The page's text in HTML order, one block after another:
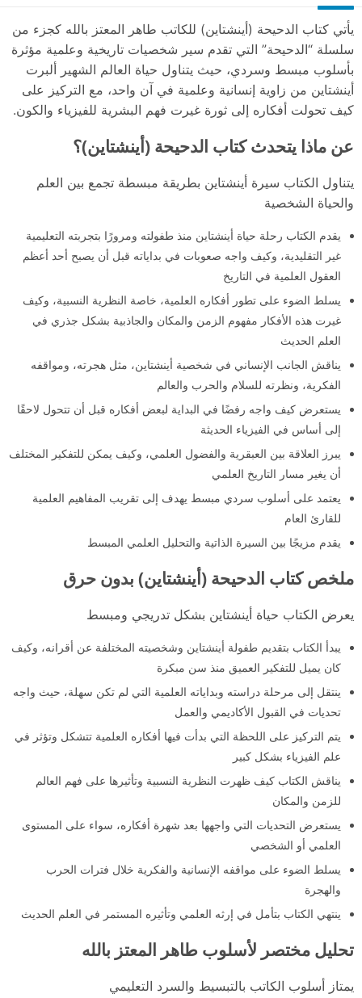
يأتي كتاب الدحيحة (أينشتاين) للكاتب طاهر المعتز بالله كجزء من
سلسلة “الدحيحة” التي تقدم سير شخصيات تاريخية وعلمية مؤثرة
بأسلوب مبسط وسردي، حيث يتناول حياة العالم الشهير ألبرت
أينشتاين من زاوية إنسانية وعلمية في آن واحد، مع التركيز على
كيف تحولت أفكاره إلى ثورة غيرت فهم البشرية للفيزياء والكون.
عن ماذا يتحدث كتاب الدحيحة (أينشتاين)؟
يتناول الكتاب سيرة أينشتاين بطريقة مبسطة تجمع بين العلم
والحياة الشخصية
يقدم الكتاب رحلة حياة أينشتاين منذ طفولته ومرورًا بتجربته التعليمية
غير التقليدية، وكيف واجه صعوبات في بداياته قبل أن يصبح أحد أعظم
العقول العلمية في التاريخ
يسلط الضوء على تطور أفكاره العلمية، خاصة النظرية النسبية، وكيف
غيرت هذه الأفكار مفهوم الزمن والمكان والجاذبية بشكل جذري في
العلم الحديث
يناقش الجانب الإنساني في شخصية أينشتاين، مثل هجرته، ومواقفه
الفكرية، ونظرته للسلام والحرب والعالم
يستعرض كيف واجه رفضًا في البداية لبعض أفكاره قبل أن تتحول لاحقًا
إلى أساس في الفيزياء الحديثة
يبرز العلاقة بين العبقرية والفضول العلمي، وكيف يمكن للتفكير المختلف
أن يغير مسار التاريخ العلمي
يعتمد على أسلوب سردي مبسط يهدف إلى تقريب المفاهيم العلمية
للقارئ العام
يقدم مزيجًا بين السيرة الذاتية والتحليل العلمي المبسط
ملخص كتاب الدحيحة (أينشتاين) بدون حرق
يعرض الكتاب حياة أينشتاين بشكل تدريجي ومبسط
يبدأ الكتاب بتقديم طفولة أينشتاين وشخصيته المختلفة عن أقرانه، وكيف
كان يميل للتفكير العميق منذ سن مبكرة
ينتقل إلى مرحلة دراسته وبداياته العلمية التي لم تكن سهلة، حيث واجه
تحديات في القبول الأكاديمي والعمل
يتم التركيز على اللحظة التي بدأت فيها أفكاره العلمية تتشكل وتؤثر في
علم الفيزياء بشكل كبير
يناقش الكتاب كيف ظهرت النظرية النسبية وتأثيرها على فهم العالم
للزمن والمكان
يستعرض التحديات التي واجهها بعد شهرة أفكاره، سواء على المستوى
العلمي أو الشخصي
يسلط الضوء على مواقفه الإنسانية والفكرية خلال فترات الحرب
والهجرة
ينتهي الكتاب بتأمل في إرثه العلمي وتأثيره المستمر في العلم الحديث
تحليل مختصر لأسلوب طاهر المعتز بالله
يمتاز أسلوب الكاتب بالتبسيط والسرد التعليمي